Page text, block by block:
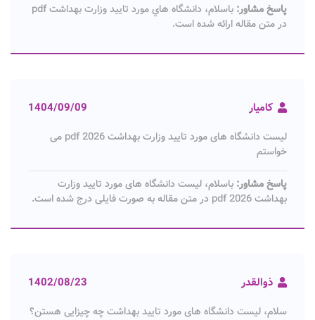
پاسخ مشاور:
باسلام، دانشگاه هاي مورد تایید وزارت بهداشت pdf
در متن مقاله ارائه شده است.
کامیار 1404/09/09
لیست دانشگاه های مورد تایید وزارت بهداشت 2026 pdf می
خواستم
پاسخ مشاور: باسلام، لیست دانشگاه های مورد تایید وزارت
بهداشت 2026 pdf در متن مقاله به صورت فایلی درج شده است.
ذوالقدر 1402/08/23
سلام، لیست دانشگاه های مورد تایید بهداشت چه چیزایی هستن؟